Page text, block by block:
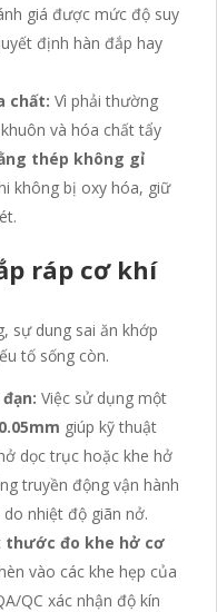
giá được mức độ suy
định hàn đắp hay
chất: Vì phải thường
và hóa chất tẩy
thép không gỉ
không bị oxy hóa, giữ
ráp cơ khí
sự dung sai ăn khớp
tố sống còn.
Việc sử dụng một
giúp kỹ thuật
dọc trục hoặc khe hở
truyền động vận hành
nhiệt độ giãn nở.
thước đo khe hở cơ
vào các khe hẹp của
QC xác nhận độ kín